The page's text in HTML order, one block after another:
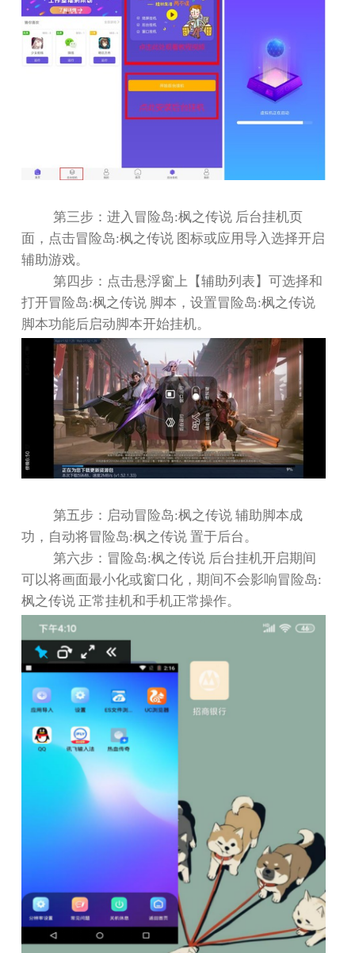
第三步：进入冒险岛:枫之传说 后台挂机页
面，点击冒险岛:枫之传说 图标或应用导入选择开启
辅助游戏。
第四步：点击悬浮窗上【辅助列表】可选择和
打开冒险岛:枫之传说 脚本，设置冒险岛:枫之传说
脚本功能后启动脚本开始挂机。
第五步：启动冒险岛:枫之传说 辅助脚本成
功，自动将冒险岛:枫之传说 置于后台。
第六步：冒险岛:枫之传说 后台挂机开启期间
可以将画面最小化或窗口化，期间不会影响冒险岛:
枫之传说 正常挂机和手机正常操作。